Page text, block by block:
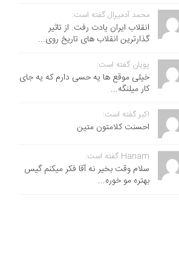
محمد آدمیرال گفته است:
انقلاب ایران یادت رفت. از تاثیر
گذارترین انقلاب های تاریخ روی...
پویان گفته است:
خیلی موقع ها یه حسی دارم که یه جای
کار میلنگه...
اکبر گفته است:
احسنت ‌کلامتون متین
Hanam گفته است:
سلام وقت بخیر نه آقا فکر میکنم گیس
بهتره مو خوره...